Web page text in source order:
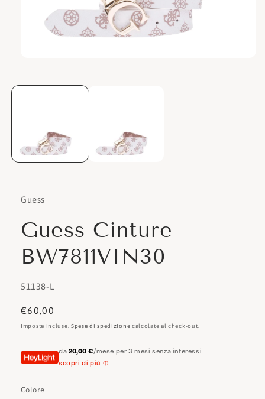
1
Guess
Guess Cinture
BW7811VIN30
SKU:
51138-L
Prezzo
di
€60,00
Imposte incluse. Spese di spedizione calcolate al check-out.
da 20,00 €/mese per 3 mesi senza interessi
scopri di più
Colore